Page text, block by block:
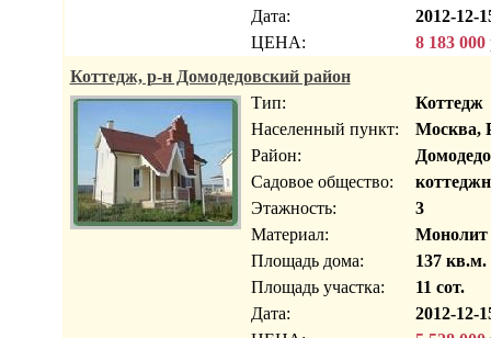
Дата:
2012-12-
ЦЕНА:
8 183 000
Коттедж, р-н Домодедовский район
Тип:
Коттедж
Населенный пункт:
Москва,
Район:
Садовое общество:
Этажность:
3
Материал:
Монолит
Площадь дома:
137 кв.м.
Площадь участка:
11 сот.
Дата:
2012-12-